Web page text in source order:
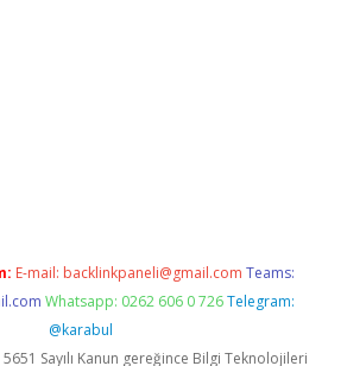
E-mail: backlinkpaneli@gmail.com Teams:
Whatsapp: 0262 606 0 726 Telegram:
@karabul
5651 Sayılı Kanun gereğince Bilgi Teknolojileri